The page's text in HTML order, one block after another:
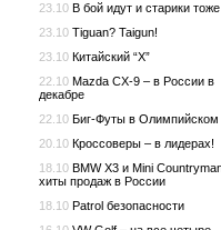
23.10 В бой идут и старики тоже
23.10 Tiguan? Taigun!
23.10 Китайский “X”
22.10 Mazda CX-9 – в России в
декабре
22.10 Биг-Футы в Олимпийском
20.10 Кроссоверы – в лидерах!
18.10 BMW X3 и Mini
хиты продаж в России
18.10 Patrol безопасности